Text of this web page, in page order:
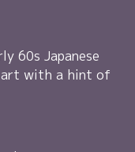
60s Japanese
art with a hint of